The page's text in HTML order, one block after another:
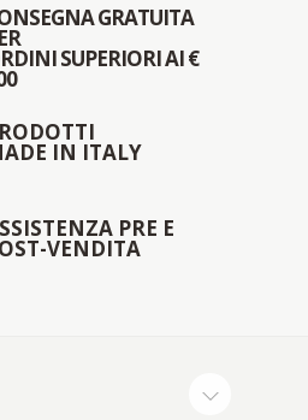
GRATUITA
SUPERIORI AI €
IN ITALY
PRE E
VENDITA